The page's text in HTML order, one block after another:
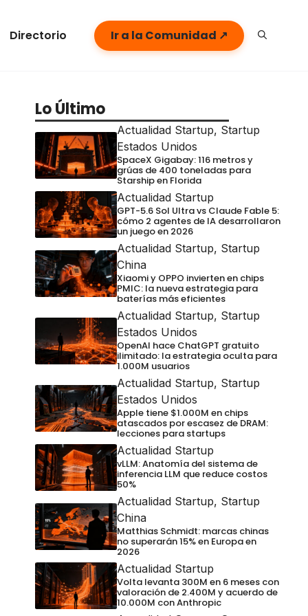
Directorio Ir a la Comunidad ↗
Lo Último
Actualidad Startup, Startup
Estados Unidos
SpaceX Gigabay: 116 metros y
grúas de 400 toneladas para
Starship en Florida
Actualidad Startup
GPT-5.6 Sol Ultra vs Claude Fable 5:
cómo 2 agentes de IA desarrollaron
un juego en 2026
Actualidad Startup, Startup
China
Xiaomi y OPPO invierten en chips
PMIC: la nueva estrategia para
baterías más eficientes
Actualidad Startup, Startup
Estados Unidos
OpenAI hace ChatGPT gratuito
ilimitado: la estrategia oculta para
1.000M usuarios
Actualidad Startup, Startup
Estados Unidos
Apple tiene $1.000M en chips
atascados por escasez de DRAM:
lecciones para startups
Actualidad Startup
vLLM: Anatomía del sistema de
inferencia LLM que reduce costos
50%
Actualidad Startup, Startup
China
Matthias Schmidt: marcas chinas
no superarán 15% en Europa en
2026
Actualidad Startup
Volta levanta 300M en 6 meses con
valoración de 2.400M y acuerdo de
10.000M con Anthropic